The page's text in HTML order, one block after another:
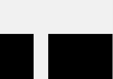
leur évite d’avoir à